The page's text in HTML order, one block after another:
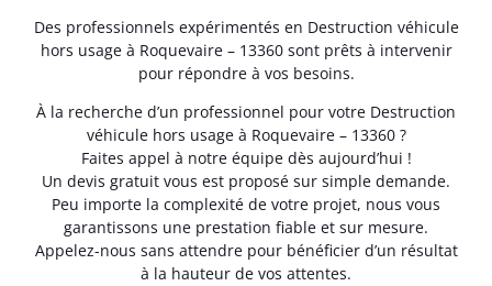
Des professionnels expérimentés en Destruction véhicule
hors usage à Roquevaire – 13360 sont prêts à intervenir
pour répondre à vos besoins.
À la recherche d’un professionnel pour votre Destruction
véhicule hors usage à Roquevaire – 13360 ?
Faites appel à notre équipe dès aujourd’hui !
Un devis gratuit vous est proposé sur simple demande.
Peu importe la complexité de votre projet, nous vous
garantissons une prestation fiable et sur mesure.
Appelez-nous sans attendre pour bénéficier d’un résultat
à la hauteur de vos attentes.